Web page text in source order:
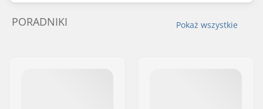
Pokaż wszystkie
PORADNIKI